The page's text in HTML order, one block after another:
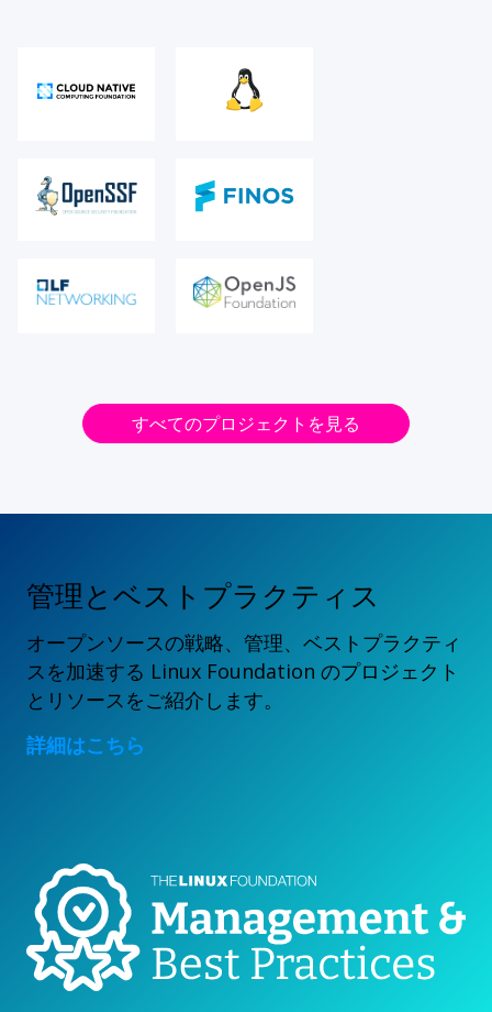
すべてのプロジェクトを見る
管理とベストプラクティス
オープンソースの戦略、管理、ベストプラクティ
スを加速する Linux Foundation のプロジェクト
とリソースをご紹介します。
詳細はこちら